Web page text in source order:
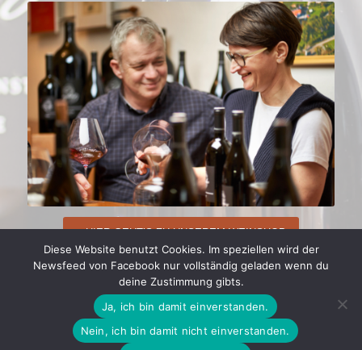
HIER GEHT’S ZU UNSEREM WEINSHOP
© Copyright KOPFENSTEINER | Impressum | Datenschutzerklärung
Diese Website benutzt Cookies. Im speziellen wird der
Newsfeed von Facebook nur vollständig geladen wenn du
deine Zustimmung gibts.
Ja, ich bin damit einverstanden.
Nein, ich bin damit nicht einverstanden.